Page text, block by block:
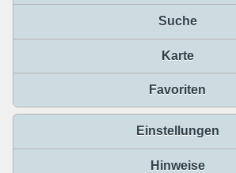
Suche
Karte
Favoriten
Einstellungen
Hinweise